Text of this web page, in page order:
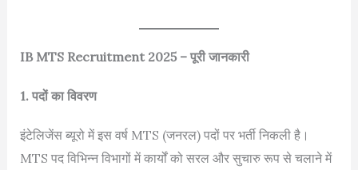
IB MTS Recruitment 2025 – पूरी जानकारी
1. पदों का विवरण
इंटेलिजेंस ब्यूरो में इस वर्ष MTS (जनरल) पदों पर भर्ती निकली है।
MTS पद विभिन्न विभागों में कार्यों को सरल और सुचारु रूप से चलाने में